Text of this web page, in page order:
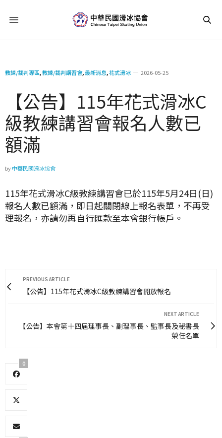
教練/裁判專區,教練/裁判講習會,最新消息,花式滑冰 2026-05-25
【公告】115年花式滑冰C
級教練講習會報名人數已
額滿
by中華民國滑冰協會
115年花式滑冰C級教練講習會已於115年5月24日(日)
報名人數已額滿，即日起關閉線上報名表單，不再受
理報名，亦請勿再自行匯款至本會銀行帳戶。
PREVIOUS ARTICLE
【公告】115年花式滑冰C級教練講習會開放報名
NEXT ARTICLE
【公告】本會第十四屆理事長、副理事長、監事長及秘書長
榮任名單
0